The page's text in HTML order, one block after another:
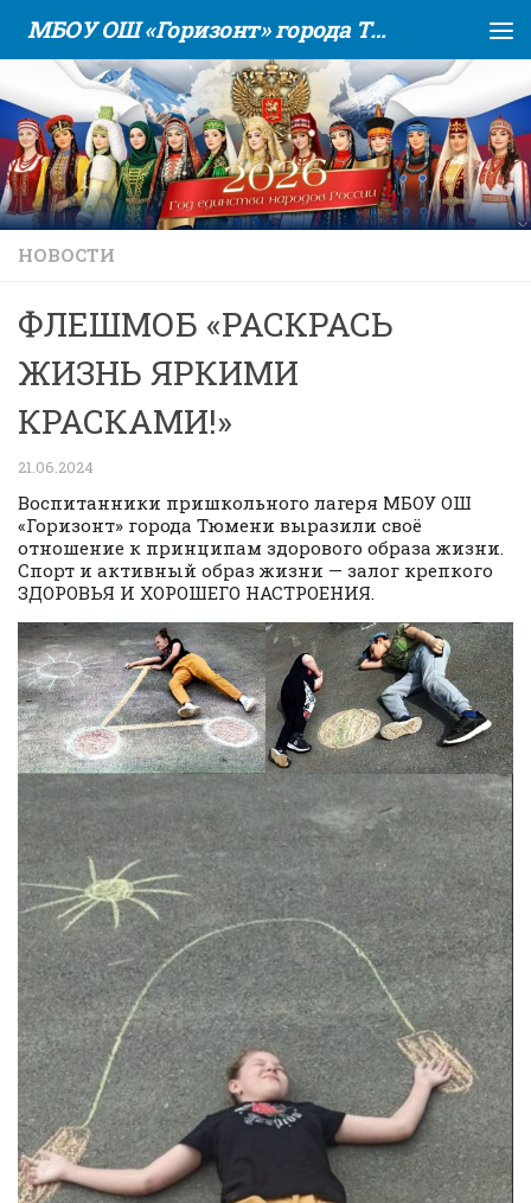
Skip to content МБОУ ОШ «Горизонт» города Тюмени
НОВОСТИ
ФЛЕШМОБ «РАСКРАСЬ
ЖИЗНЬ ЯРКИМИ
КРАСКАМИ!»
21.06.2024
Воспитанники пришкольного лагеря МБОУ ОШ
«Горизонт» города Тюмени выразили своё
отношение к принципам здорового образа жизни.
Спорт и активный образ жизни — залог крепкого
ЗДОРОВЬЯ И ХОРОШЕГО НАСТРОЕНИЯ.